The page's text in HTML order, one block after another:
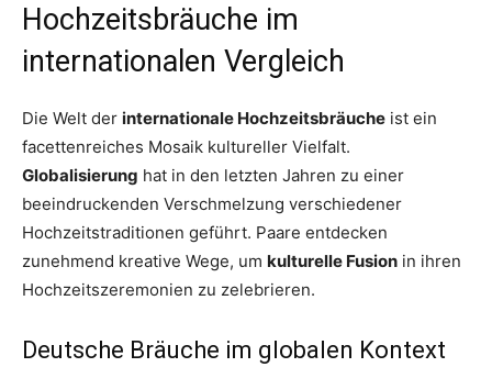
Hochzeitsbräuche im
internationalen Vergleich
Die Welt der internationale Hochzeitsbräuche ist ein
facettenreiches Mosaik kultureller Vielfalt.
Globalisierung hat in den letzten Jahren zu einer
beeindruckenden Verschmelzung verschiedener
Hochzeitstraditionen geführt. Paare entdecken
zunehmend kreative Wege, um kulturelle Fusion in ihren
Hochzeitszeremonien zu zelebrieren.
Deutsche Bräuche im globalen Kontext